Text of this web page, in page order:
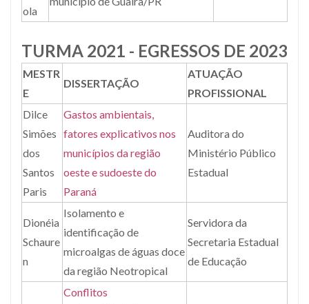
ola
TURMA 2021 - EGRESSOS DE 2023
MESTR
E
DISSERTAÇÃO
ATUAÇÃO
PROFISSIONAL
Dilce
Simões
dos
Santos
Paris
Gastos ambientais,
fatores explicativos nos
municípios da região
oeste e sudoeste do
Paraná
Auditora do
Ministério Público
Estadual
Dionéia
Schaure
n
Isolamento e
identificação de
microalgas de águas doce
da região Neotropical
Servidora da
Secretaria Estadual
de Educação
Conflitos